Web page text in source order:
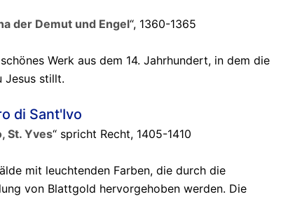
der Demut und Engel“, 1360-1365
Werk aus dem 14. Jahrhundert, in dem die
Jesus stillt.
di Sant'Ivo
St. Yves“ spricht Recht, 1405-1410
mit leuchtenden Farben, die durch die
von Blattgold hervorgehoben werden. Die